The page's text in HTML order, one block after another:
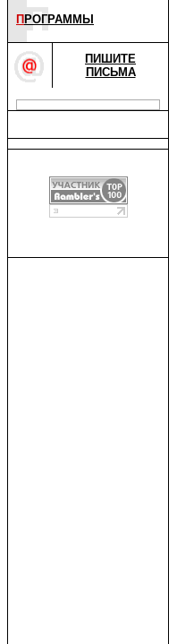
П РОГРАММЫ
ПИШИТЕ
ПИСЬМА